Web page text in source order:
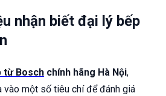
nhận biết đại lý bếp
từ Bosch chính hãng Hà Nội,
vào một số tiêu chí để đánh giá